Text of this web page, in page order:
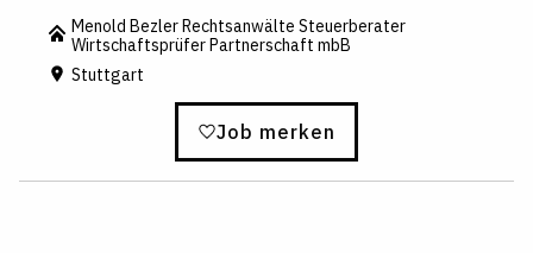
Menold Bezler Rechtsanwälte Steuerberater
Wirtschaftsprüfer Partnerschaft mbB
Stuttgart
Job merken